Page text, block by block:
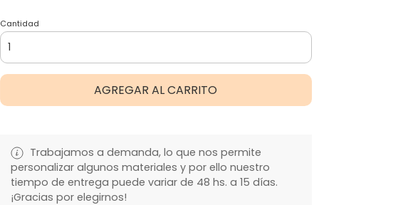
Cantidad
AGREGAR AL CARRITO
Trabajamos a demanda, lo que nos permite
personalizar algunos materiales y por ello nuestro
tiempo de entrega puede variar de 48 hs. a 15 días.
¡Gracias por elegirnos!